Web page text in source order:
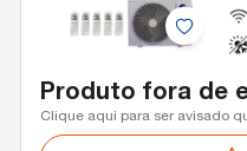
Produto fora de
Clique aqui para ser avisado